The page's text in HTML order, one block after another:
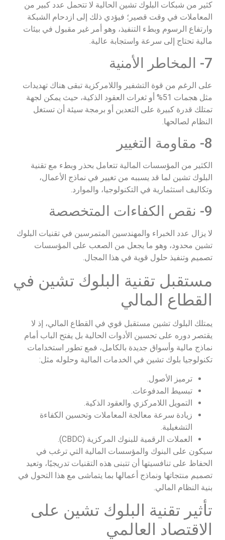
كثير من شبكات البلوك تشين الحالية لا تتحمل عدد كبير من
المعاملات في وقت قصير؛ فيؤدي ذلك إلى ازدحام الشبكة
وارتفاع الرسوم وبطء التنفيذ، وهو أمر غير مقبول في بيئات
مالية تحتاج إلى سرعة واستجابة عالية.
7- المخاطر الأمنية
على الرغم من قوة التشفير واللامركزية تبقى هناك تهديدات
مثل هجمات 51% أو ثغرات العقود الذكية، حيث يمكن لجهة
تمتلك قدرة كبيرة على التعدين أو برمجة سيئة أن تستغل
النظام لصالحها.
8- مقاومة التغيير
الكثير من المؤسسات المالية تتعامل بحذر وبطء مع تقنية
البلوك تشين لما قد يسببه من تغيير في نماذج الأعمال،
وتكاليف استثمارية في التكنولوجيا، والموارد.
9- نقص الكفاءات المتخصصة
لا يزال عدد الخبراء والمهندسين المتمرسين في تقنيات البلوك
تشين محدود، وهو ما يجعل من الصعب على المؤسسات
تصميم وتنفيذ حلول قوية في هذا المجال.
مستقبل تقنية البلوك تشين في
القطاع المالي
يمتلك البلوك تشين مستقبل قوي في القطاع المالي، إذ لا
يقتصر دوره على تحسين الأدوات الحالية بل يفتح الباب أمام
نماذج مالية وأسواق جديدة بالكامل، فمع تطور استخدامات
تكنولوجيا بلوك تشين في الخدمات المالية وحلوله مثل:
ترميز الأصول.
تبسيط المدفوعات.
التمويل اللامركزي والعقود الذكية.
زيادة سرعة معالجة المعاملات وتحسين الكفاءة
التشغيلية.
العملات الرقمية للبنوك المركزية (CBDC).
سيكون على البنوك والمؤسسات المالية التي ترغب في
الحفاظ على تنافسيتها أن تتبنى هذه التقنيات تدريجيًا، وتعيد
تصميم منتجاتها ونماذج أعمالها بما يتماشى مع هذا التحول في
بنية النظام المالي.
تأثير تقنية البلوك تشين على
الاقتصاد العالمي